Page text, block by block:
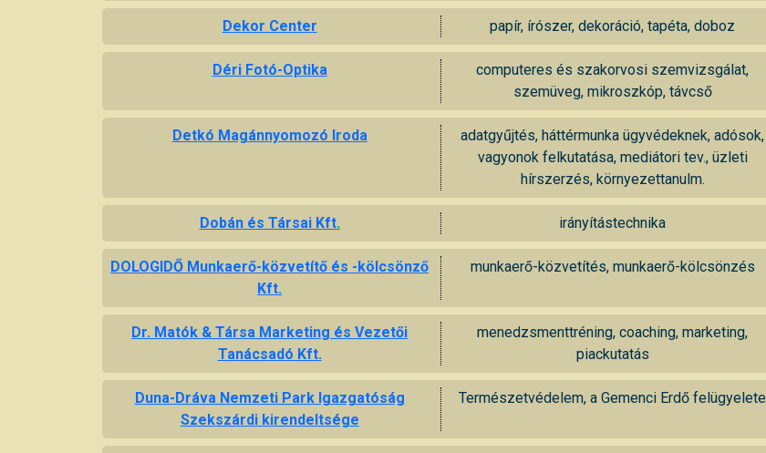
Dekor Center papír, írószer, dekoráció, tapéta, doboz
Déri Fotó-Optika
computeres és szakorvosi szemvizsgálat,
szemüveg, mikroszkóp, távcső
Detkó Magánnyomozó Iroda
adatgyűjtés, háttérmunka ügyvédeknek, adósok,
vagyonok felkutatása, mediátori tev., üzleti
hírszerzés, környezettanulm.
Dobán és Társai Kft. irányítástechnika
DOLOGIDŐ Munkaerő-közvetítő és -kölcsönző
Kft.
munkaerő-közvetítés, munkaerő-kölcsönzés
Dr. Matók & Társa Marketing és Vezetői
Tanácsadó Kft.
menedzsmenttréning, coaching, marketing,
piackutatás
Duna-Dráva Nemzeti Park Igazgatóság
Szekszárdi kirendeltsége
Természetvédelem, a Gemenci Erdő felügyelete